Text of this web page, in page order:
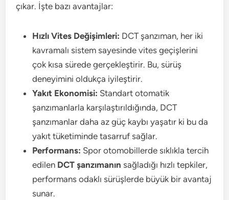
çıkar. İşte bazı avantajlar:
Hızlı Vites Değişimleri: DCT şanzıman, her iki
kavramalı sistem sayesinde vites geçişlerini
çok kısa sürede gerçekleştirir. Bu, sürüş
deneyimini oldukça iyileştirir.
Yakıt Ekonomisi: Standart otomatik
şanzımanlarla karşılaştırıldığında, DCT
şanzımanlar daha az güç kaybı yaşatır ki bu da
yakıt tüketiminde tasarruf sağlar.
Performans: Spor otomobillerde sıklıkla tercih
edilen DCT şanzımanın sağladığı hızlı tepkiler,
performans odaklı sürüşlerde büyük bir avantaj
sunar.